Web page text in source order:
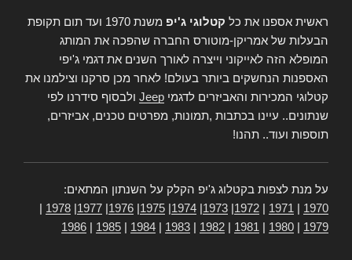
ראשית אספנו את כל קטלוגי ג'יפ
משנת 1970 ועד תום תקופת
הבעלות של אמריקן-מוטורס החברה שהפכה את המותג
המופלא הזה לאייקוני וייצרה לאורך השנים את דגמי ג'יפי
האספנות הנחשקים ביותר בעולם! לאחר מכן סרקנו וצילמנו את
קטלוגי המכירות והאביזרים לדגמי Jeep ולבסוף סידרנו לפי
שנתונים.. עיינו בכתבות ,תמונות, מפרטים טכנים, אביזרים,
תוספות ועוד.. תהנו!
על מנת לצפות בקטלוג ג'יפ הקלק על השנתון המתאים:
1970
1971
1972
1973
1974
1975
1976
1977
1978
1979
1980
1981
1982
1983
1984
1985
1986